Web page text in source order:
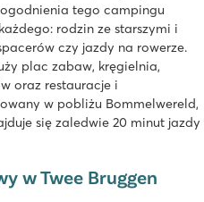
tego campingu
rodzin ze starszymi i
czy jazdy na rowerze.
plac zabaw, kręgielnia,
oraz restauracje i
w pobliżu Bommelwereld,
się zaledwie 20 minut jazdy
w Twee Bruggen